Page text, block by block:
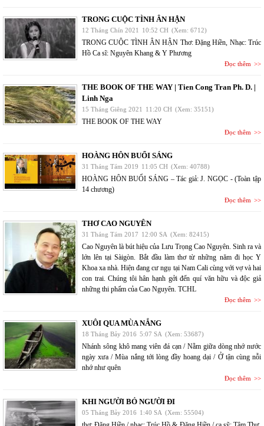
TRONG CUỘC TÌNH ÂN HẬN
12 Tháng Chín 2021 10:52 CH (Xem: 6712)
TRONG CUỘC TÌNH ÂN HẬN Thơ: Đặng Hiền, Nhạc: Trúc
Hồ Ca sĩ: Nguyên Khang & Y Phương
Đọc thêm
THE BOOK OF THE WAY | Tien Cong Tran Ph. D. |
Linh Nga
15 Tháng Giêng 2021 11:20 CH (Xem: 35151)
THE BOOK OF THE WAY
Đọc thêm
HOÀNG HÔN BUỔI SÁNG
31 Tháng Tám 2019 11:05 CH (Xem: 40788)
HOÀNG HÔN BUỔI SÁNG – Tác giả: J. NGỌC - (Toàn tập
14 chương)
Đọc thêm
THƠ CAO NGUYÊN
31 Tháng Tám 2017 12:00 SA (Xem: 82415)
Cao Nguyên là bút hiệu của Lưu Trọng Cao Nguyên. Sinh ra và
lớn lên tại Sàigòn. Bắt đầu làm thơ từ những năm đi học Y
Khoa xa nhà. Hiện đang cư ngụ tại Nam Cali cùng với vợ và hai
con trai. Chúng tôi hân hạnh gởi đến quí văn hữu và độc giả
những thi phẩm của Cao Nguyên. TCHL
Đọc thêm
XUÔI QUA MÙA NẮNG
18 Tháng Bảy 2016 5:07 SA (Xem: 53687)
Nhánh sông khô mang viên đá cạn / Nằm giữa dòng nhớ nước
ngày xưa / Mùa nắng tới lòng đầy hoang dại / Ở tận cùng nỗi
nhớ như quên
Đọc thêm
KHI NGƯỜI BỎ NGƯỜI ĐI
05 Tháng Bảy 2016 1:40 SA (Xem: 55504)